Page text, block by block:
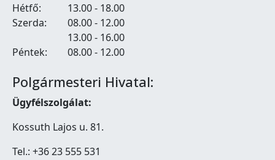
Hétfő:
13.00 - 18.00
Szerda:
08.00 - 12.00
13.00 - 16.00
Péntek:
08.00 - 12.00
Polgármesteri Hivatal:
Ügyfélszolgálat:
Kossuth Lajos u. 81.
Tel.: +36 23 555 531